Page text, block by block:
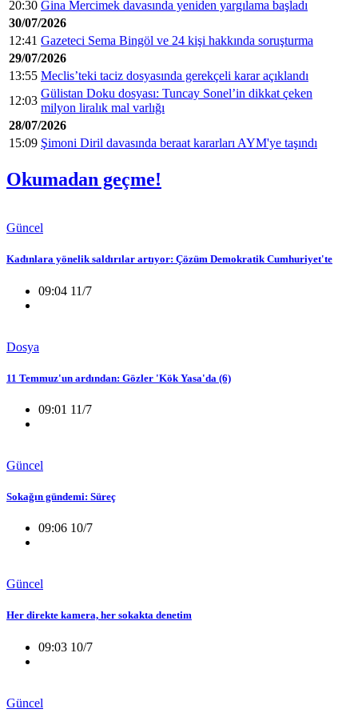
20:30 Gina Mercimek davasında yeniden yargılama başladı
30/07/2026
12:41 Gazeteci Sema Bingöl ve 24 kişi hakkında soruşturma
29/07/2026
13:55 Meclis’teki taciz dosyasında gerekçeli karar açıklandı
12:03
Gülistan Doku dosyası: Tuncay Sonel’in dikkat çeken
milyon liralık mal varlığı
28/07/2026
15:09 Şimoni Diril davasında beraat kararları AYM'ye taşındı
Okumadan geçme!
Güncel
Kadınlara yönelik saldırılar artıyor: Çözüm Demokratik Cumhuriyet'te
09:04 11/7
Dosya
11 Temmuz'un ardından: Gözler 'Kök Yasa'da (6)
09:01 11/7
Güncel
Sokağın gündemi: Süreç
09:06 10/7
Güncel
Her direkte kamera, her sokakta denetim
09:03 10/7
Güncel